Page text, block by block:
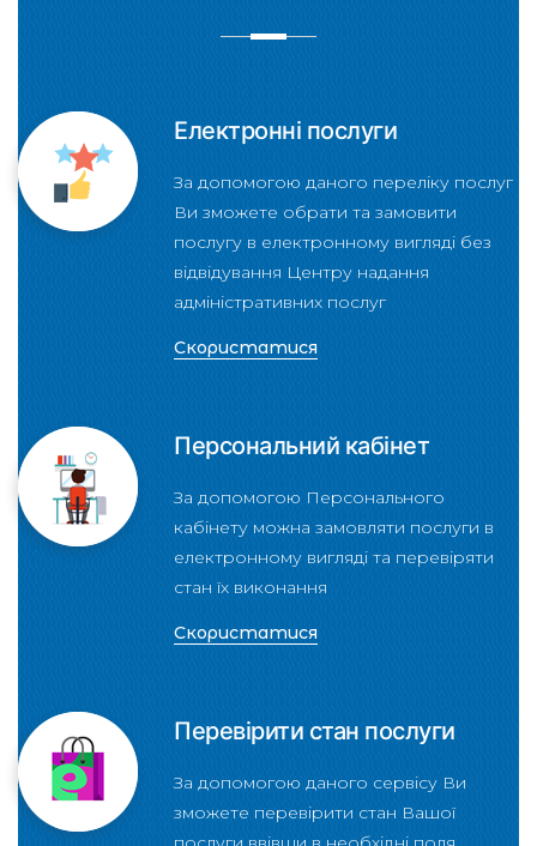
Електронні послуги
За допомогою даного переліку послуг
Ви зможете обрати та замовити
послугу в електронному вигляді без
відвідування Центру надання
адміністративних послуг
Скористатися
Персональний кабінет
За допомогою Персонального
кабінету можна замовляти послуги в
електронному вигляді та перевіряти
стан їх виконання
Скористатися
Перевірити стан послуги
За допомогою даного сервісу Ви
зможете перевірити стан Вашої